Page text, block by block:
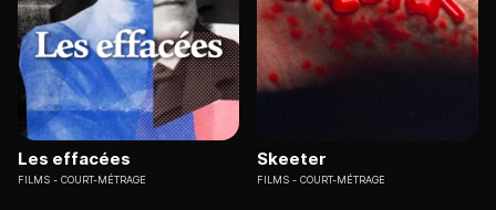
Les effacées
FILMS COURT-MÉTRAGE
Skeeter
FILMS COURT-MÉTRAGE